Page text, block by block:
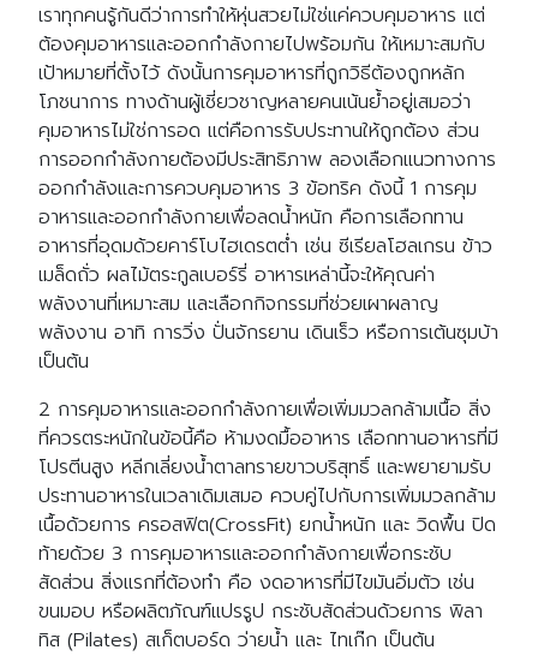
เราทุกคนรู้กันดีว่าการทำให้หุ่นสวยไม่ใช่แค่ควบคุมอาหาร แต่
ต้องคุมอาหารและออกกำลังกายไปพร้อมกัน ให้เหมาะสมกับ
เป้าหมายที่ตั้งไว้ ดังนั้นการคุมอาหารที่ถูกวิธีต้องถูกหลัก
โภชนาการ ทางด้านผู้เชี่ยวชาญหลายคนเน้นย้ำอยู่เสมอว่า
คุมอาหารไม่ใช่การอด แต่คือการรับประทานให้ถูกต้อง ส่วน
การออกกำลังกายต้องมีประสิทธิภาพ ลองเลือกแนวทางการ
ออกกำลังและการควบคุมอาหาร 3 ข้อทริค ดังนี้ 1 การคุม
อาหารและออกกำลังกายเพื่อลดน้ำหนัก คือการเลือกทาน
อาหารที่อุดมด้วยคาร์โบไฮเดรตต่ำ เช่น ซีเรียลโฮลเกรน ข้าว
เมล็ดถั่ว ผลไม้ตระกูลเบอร์รี่ อาหารเหล่านี้จะให้คุณค่า
พลังงานที่เหมาะสม และเลือกกิจกรรมที่ช่วยเผาผลาญ
พลังงาน อาทิ การวิ่ง ปั่นจักรยาน เดินเร็ว หรือการเต้นซุมบ้า
เป็นต้น
2 การคุมอาหารและออกกำลังกายเพื่อเพิ่มมวลกล้ามเนื้อ สิ่ง
ที่ควรตระหนักในข้อนี้คือ ห้ามงดมื้ออาหาร เลือกทานอาหารที่มี
โปรตีนสูง หลีกเลี่ยงน้ำตาลทรายขาวบริสุทธิ์ และพยายามรับ
ประทานอาหารในเวลาเดิมเสมอ ควบคู่ไปกับการเพิ่มมวลกล้าม
เนื้อด้วยการ ครอสฟิต(CrossFit) ยกน้ำหนัก และ วิดพื้น ปิด
ท้ายด้วย 3 การคุมอาหารและออกกำลังกายเพื่อกระชับ
สัดส่วน สิ่งแรกที่ต้องทำ คือ งดอาหารที่มีไขมันอิ่มตัว เช่น
ขนมอบ หรือผลิตภัณฑ์แปรรูป กระชับสัดส่วนด้วยการ พิลา
ทิส (Pilates) สเก็ตบอร์ด ว่ายน้ำ และ ไทเก๊ก เป็นต้น